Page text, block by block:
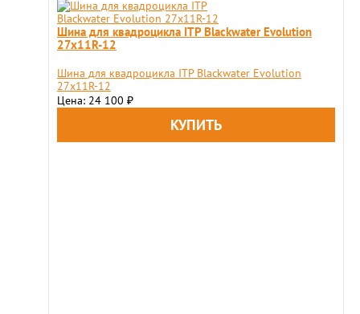
Шина для квадроцикла ITP Blackwater Evolution
27x11R-12
Шина для квадроцикла ITP Blackwater Evolution
27x11R-12
Цена: 24 100 ₽